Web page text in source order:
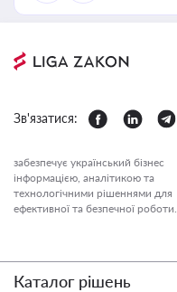
Зв'язатися:
забезпечує український бізнес
інформацією, аналітикою та
технологічними рішеннями для
ефективної та безпечної роботи.
Каталог рішень